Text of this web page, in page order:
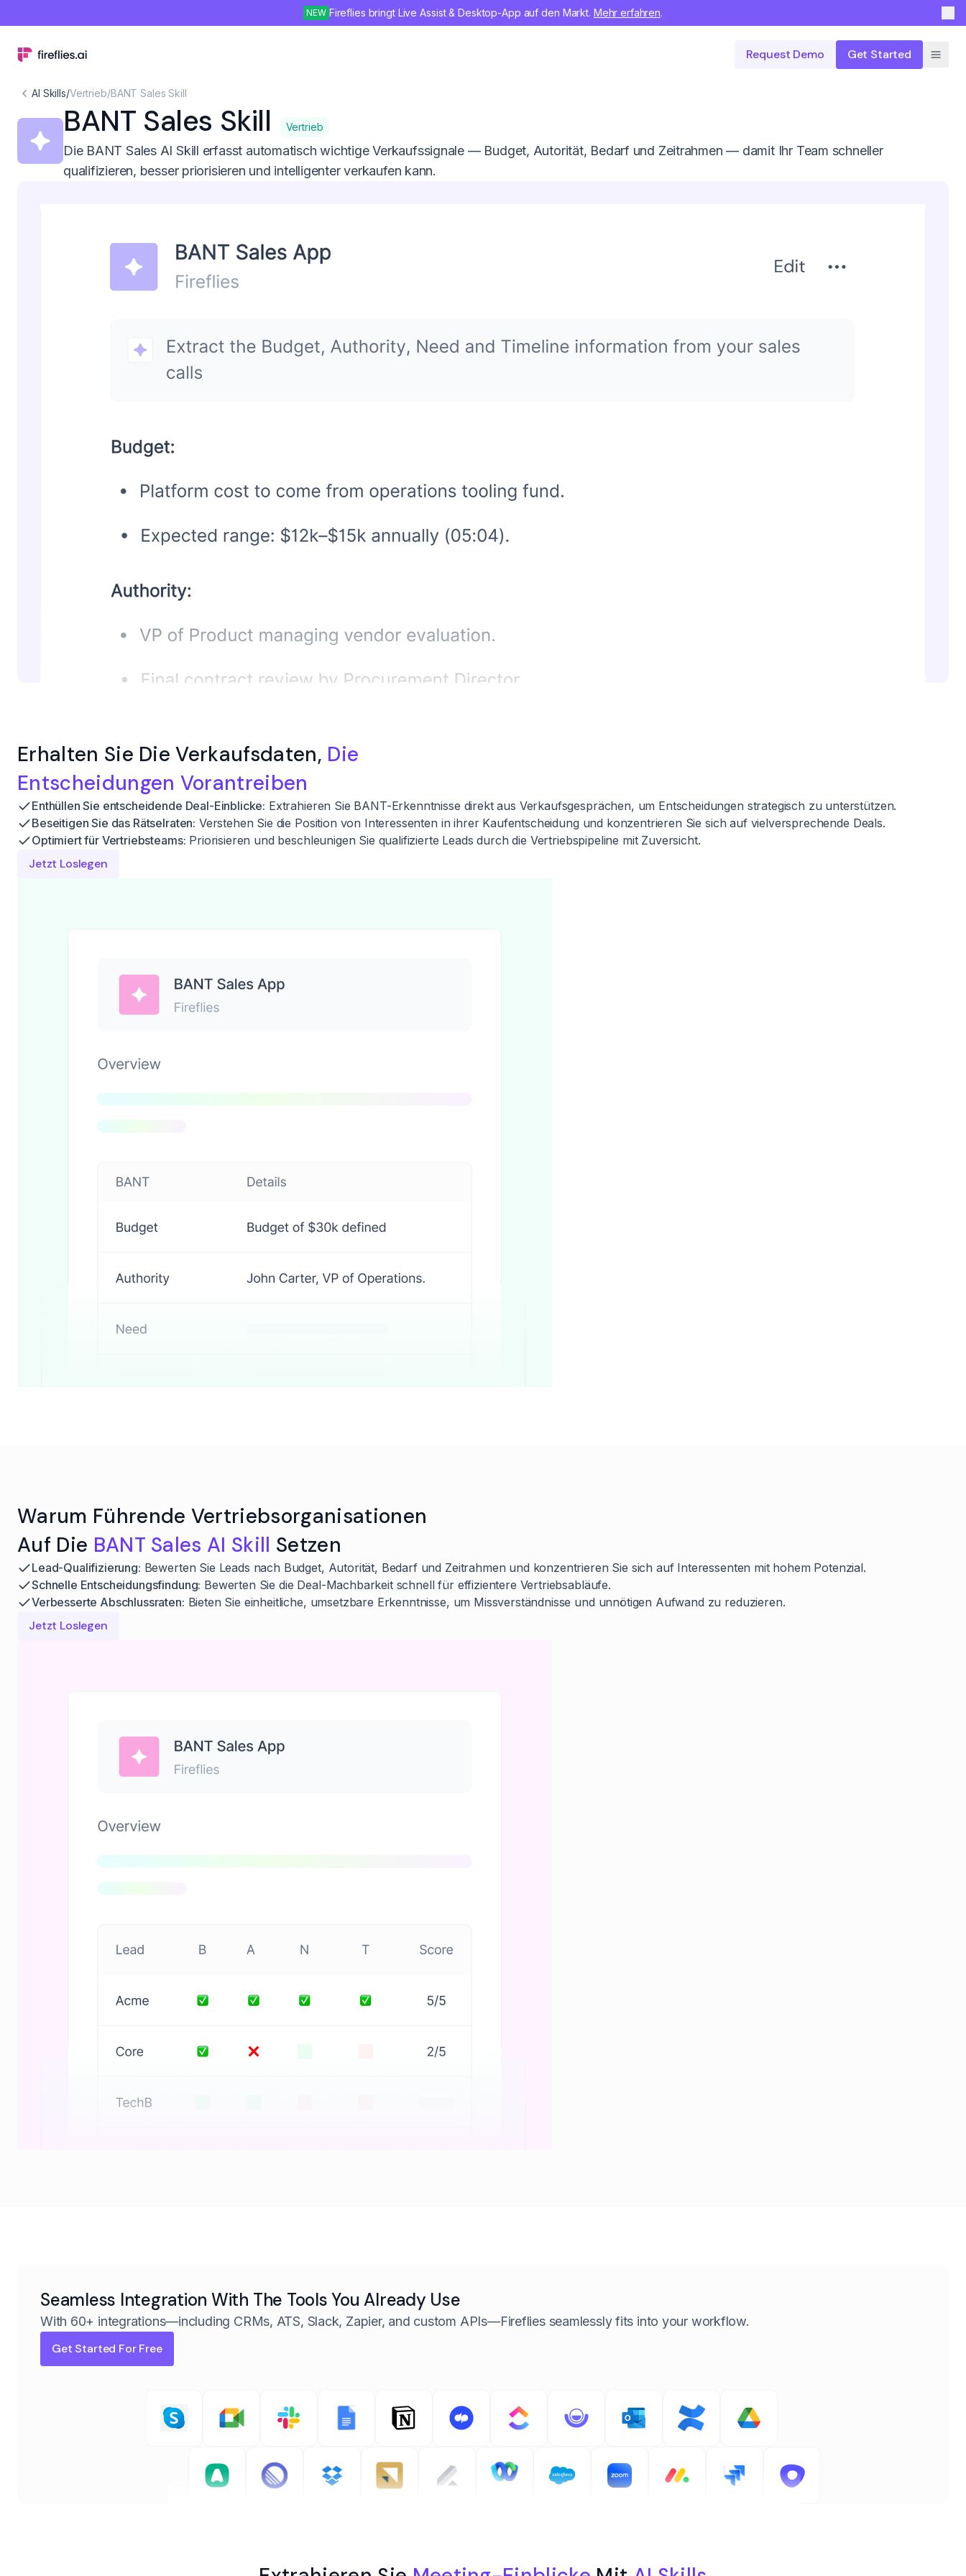
NEW Fireflies bringt Live Assist & Desktop-App auf den Markt. Mehr erfahren.
Request Demo Get Started
AI Skills/Vertrieb/BANT Sales Skill
BANT Sales Skill Vertrieb
Die BANT Sales AI Skill erfasst automatisch wichtige Verkaufssignale — Budget, Autorität, Bedarf und Zeitrahmen — damit Ihr Team schneller
qualifizieren, besser priorisieren und intelligenter verkaufen kann.
Erhalten Sie Die Verkaufsdaten, Die
Entscheidungen Vorantreiben
Enthüllen Sie entscheidende Deal-Einblicke: Extrahieren Sie BANT-Erkenntnisse direkt aus Verkaufsgesprächen, um Entscheidungen strategisch zu unterstützen.
Beseitigen Sie das Rätselraten: Verstehen Sie die Position von Interessenten in ihrer Kaufentscheidung und konzentrieren Sie sich auf vielversprechende Deals.
Optimiert für Vertriebsteams: Priorisieren und beschleunigen Sie qualifizierte Leads durch die Vertriebspipeline mit Zuversicht.
Jetzt Loslegen
Warum Führende Vertriebsorganisationen
Auf Die BANT Sales AI Skill Setzen
Lead-Qualifizierung: Bewerten Sie Leads nach Budget, Autorität, Bedarf und Zeitrahmen und konzentrieren Sie sich auf Interessenten mit hohem Potenzial.
Schnelle Entscheidungsfindung: Bewerten Sie die Deal-Machbarkeit schnell für effizientere Vertriebsabläufe.
Verbesserte Abschlussraten: Bieten Sie einheitliche, umsetzbare Erkenntnisse, um Missverständnisse und unnötigen Aufwand zu reduzieren.
Jetzt Loslegen
Seamless Integration With The Tools You Already Use
With 60+ integrations—including CRMs, ATS, Slack, Zapier, and custom APIs—Fireflies seamlessly fits into your workflow.
Get Started For Free